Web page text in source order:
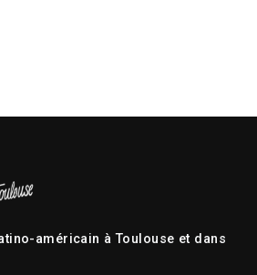
américain à Toulouse et dans